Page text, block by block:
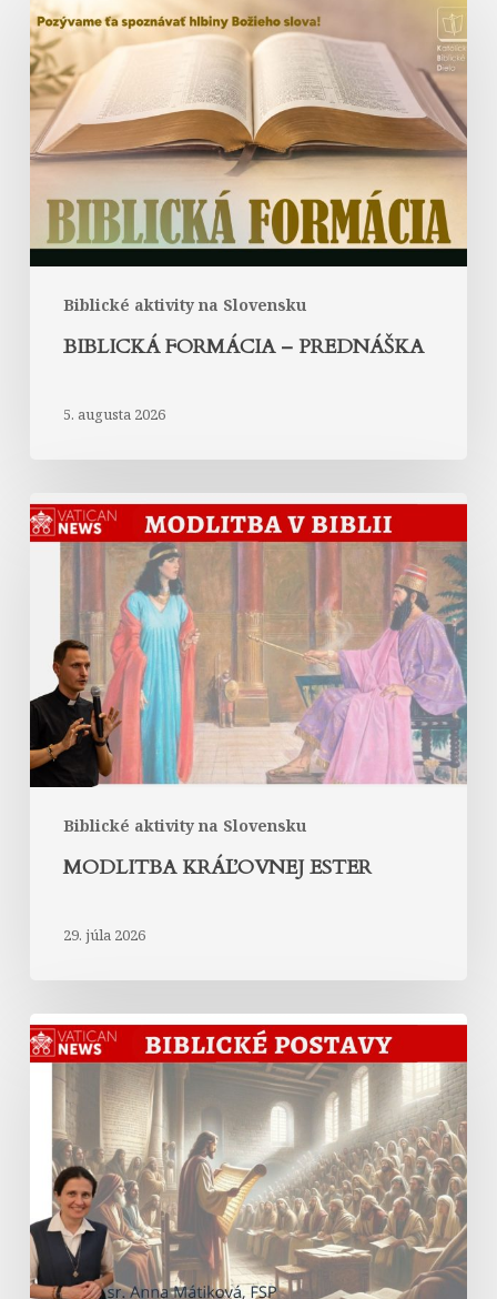
Biblické aktivity na Slovensku
formácia
–
prednáška
BIBLICKÁ FORMÁCIA – PREDNÁŠKA
5. augusta 2026
Biblické aktivity na Slovensku
Modlitba
kráľovnej
Ester
MODLITBA KRÁĽOVNEJ ESTER
29. júla 2026
Abrahám
v
Liste
Hebrejom